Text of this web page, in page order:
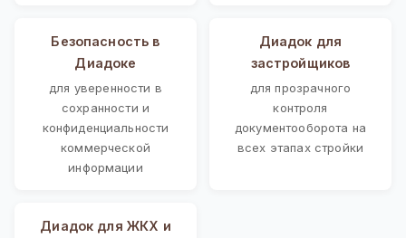
Безопасность в
Диадоке
для уверенности в
сохранности и
конфиденциальности
коммерческой
информации
Диадок для
застройщиков
для прозрачного
контроля
документооборота на
всех этапах стройки
Диадок для ЖКХ и